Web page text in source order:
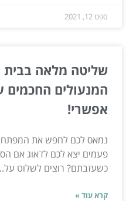
ספט 12, 2021
שליטה מלאה בבית
המנעולים
אפשרי!
נמאס לכם לחפש את
פעמים יצא לכם לדאוג אם
כשעזבתם? רוצים לשלוט
קרא עוד »